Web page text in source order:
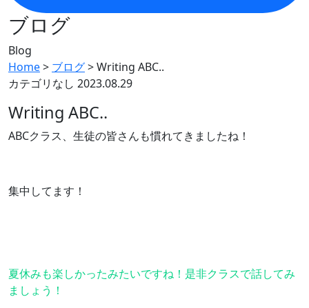
ブログ
Blog
Home> ブログ>Writing ABC..
カテゴリなし 2023.08.29
Writing ABC..
ABCクラス、生徒の皆さんも慣れてきましたね！
集中してます！
夏休みも楽しかったみたいですね！是非クラスで話してみ
ましょう！